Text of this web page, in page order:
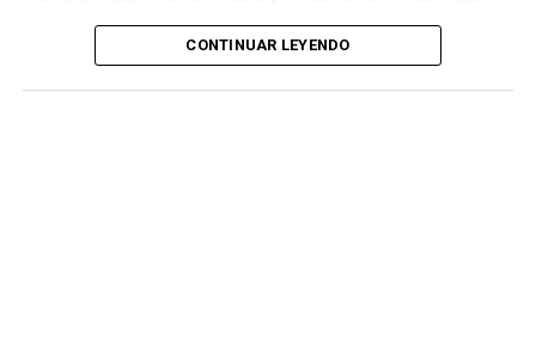
para supervisar las actividades desarrolladas por el área
de Plan Alimentario, reconociendo el compromiso y la
CONTINUAR LEYENDO